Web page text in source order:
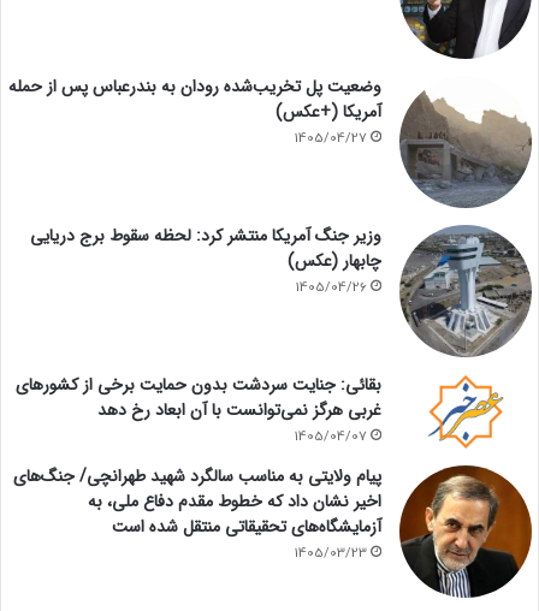
وضعیت پل تخریب‌شده رودان به بندرعباس پس از حمله
آمریکا (+عکس)
1405/04/27
وزیر جنگ آمریکا منتشر کرد: لحظه سقوط برج دریایی
چابهار (عکس)
1405/04/26
بقائی: جنایت سردشت بدون حمایت برخی از کشورهای
غربی هرگز نمی‌توانست با آن ابعاد رخ دهد
1405/04/07
پیام ولایتی به مناسب سالگرد شهید طهرانچی/ جنگ‌های
اخیر نشان داد که خطوط مقدم دفاع ملی، به
آزمایشگاه‌های تحقیقاتی منتقل شده است
1405/03/23